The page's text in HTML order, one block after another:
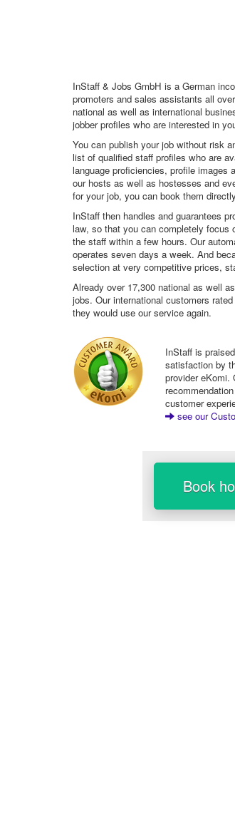
InStaff & Jobs GmbH is a German
promoters and sales assistants all
national as well as international
jobber profiles who are interested in
You can publish your job without risk
list of qualified staff profiles who are
language proficiencies, profile
our hosts as well as hostesses and
for your job, you can book them
InStaff then handles and guarantees
law, so that you can completely
the staff within a few hours. Our
operates seven days a week. And
selection at very competitive prices,
Already over 17,300 national as well
jobs. Our international customers
they would use our service again.
InStaff is
satisfaction by
provider eKomi.
customer
see our
Book